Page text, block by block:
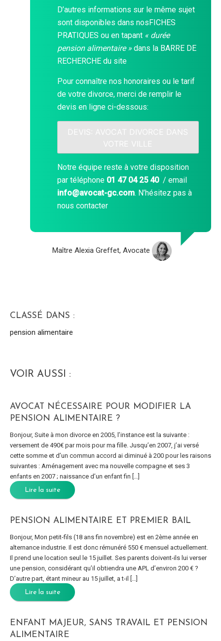
D’autres informations sur le même sujet
sont disponibles dans nosFICHES
PRATIQUES ou en tapant « durée
pension alimentaire »dans la BARRE DE
RECHERCHEdu site
Pour connaître nos honoraires ou le tarif
de votre divorce, merci de remplir le
devis en ligne ci-dessous:
DEVIS: AVOCAT DIVORCE DANS
VOTRE VILLE
Notre équipe reste à votre disposition
par téléphone 01 47 04 25 40 / email
info@avocat-gc.com. N’hésitez pas à
nous contacter
Maître Alexia Greffet, Avocate
CLASSÉ DANS :
pension alimentaire
VOIR AUSSI :
AVOCAT NÉCESSAIRE POUR MODIFIER LA
PENSION ALIMENTAIRE ?
Bonjour, Suite à mon divorce en 2005, l’instance est la suivante :
versement de 490€ par mois pour ma fille. Jusqu’en 2007, j’ai versé
cette somme et d’un commun accord ai diminué à 200 pour les raisons
suivantes : Aménagement avec ma nouvelle compagne et ses 3
enfants en 2007 ; naissance d’un enfant fin […]
Lire la suite
PENSION ALIMENTAIRE ET PREMIER BAIL
Bonjour, Mon petit-fils (18 ans fin novembre) est en 2ème année en
alternance industrie. Il est donc rémunéré 550 € mensuel actuellement.
Il prend une location seul le 15 juillet. Ses parents doivent-ils lui verser
une pension, considérant qu’il obtiendra une APL d’environ 200 € ?
D’autre part, étant mineur au 15 juillet, a t-il […]
Lire la suite
ENFANT MAJEUR, SANS TRAVAIL ET PENSION
ALIMENTAIRE